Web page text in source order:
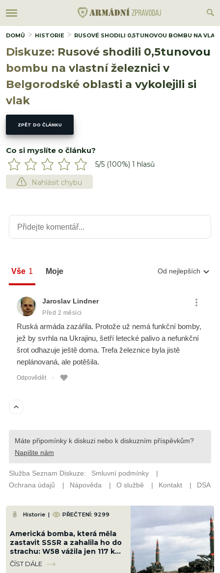
DOMŮ HISTORIE RUSOVÉ SHODILI 0,5TUNOVOU BOMBU NA
Diskuze: Rusové shodili 0,5tunovou
bombu na vlastní železnici v
Belgorodské oblasti a vykolejili si
vlak
ZPĚT DO ČLÁNKU
Co si myslíte o článku?
5/5 (100%) 1 hlasů
Nahlásit chybu
Historie | PŘEČTENÍ: 9299
Americká bomba, která měla
zastavit SSSR a zahalila ho do
strachu: W58 vážila jen 117 kg,
ale měla sílu 200 kilotun
ČÍST DÁLE